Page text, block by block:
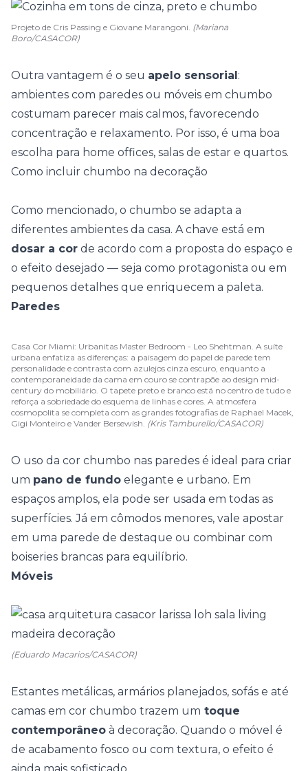
Projeto de Cris Passing e Giovane Marangoni. (Mariana
Boro/CASACOR)
Outra vantagem é o seu apelo sensorial:
ambientes com paredes ou móveis em chumbo
costumam parecer mais calmos, favorecendo
concentração e relaxamento. Por isso, é uma boa
escolha para home offices, salas de estar e quartos.
Como incluir chumbo na decoração
Como mencionado, o chumbo se adapta a
diferentes ambientes da casa. A chave está em
dosar a cor de acordo com a proposta do espaço e
o efeito desejado — seja como protagonista ou em
pequenos detalhes que enriquecem a paleta.
Paredes
Casa Cor Miami: Urbanitas Master Bedroom - Leo Shehtman. A suíte
urbana enfatiza as diferenças: a paisagem do papel de parede tem
personalidade e contrasta com azulejos cinza escuro, enquanto a
contemporaneidade da cama em couro se contrapõe ao design mid-
century do mobiliário. O tapete preto e branco está no centro de tudo e
reforça a sobriedade do esquema de linhas e cores. A atmosfera
cosmopolita se completa com as grandes fotografias de Raphael Macek,
Gigi Monteiro e Vander Bersewish. (Kris Tamburello/CASACOR)
O uso da cor chumbo nas paredes é ideal para criar
um pano de fundo elegante e urbano. Em
espaços amplos, ela pode ser usada em todas as
superfícies. Já em cômodos menores, vale apostar
em uma parede de destaque ou combinar com
boiseries brancas para equilíbrio.
Móveis
(Eduardo Macarios/CASACOR)
Estantes metálicas, armários planejados, sofás e até
camas em cor chumbo trazem um toque
contemporâneo à decoração. Quando o móvel é
de acabamento fosco ou com textura, o efeito é